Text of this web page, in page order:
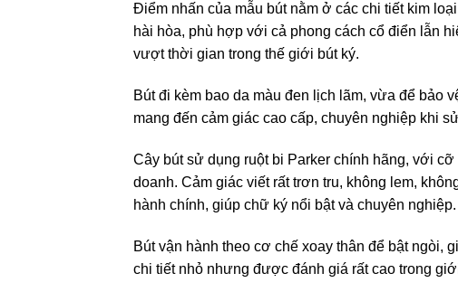
Điểm nhấn của mẫu bút nằm ở các chi tiết kim
hài hòa, phù hợp với cả phong cách cổ điển lẫn
vượt thời gian trong thế giới bút ký.
Bút đi kèm bao da màu đen lịch lãm, vừa để bảo
mang đến cảm giác cao cấp, chuyên nghiệp khi
Cây bút sử dụng ruột bi Parker chính hãng, với
doanh. Cảm giác viết rất trơn tru, không lem,
hành chính, giúp chữ ký nổi bật và chuyên nghiệp.
Bút vận hành theo cơ chế xoay thân để bật ngòi,
chi tiết nhỏ nhưng được đánh giá rất cao trong